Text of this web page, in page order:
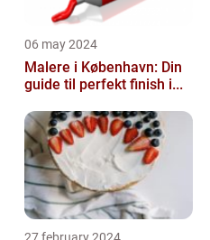
06 may 2024
Malere i København: Din
guide til perfekt finish i...